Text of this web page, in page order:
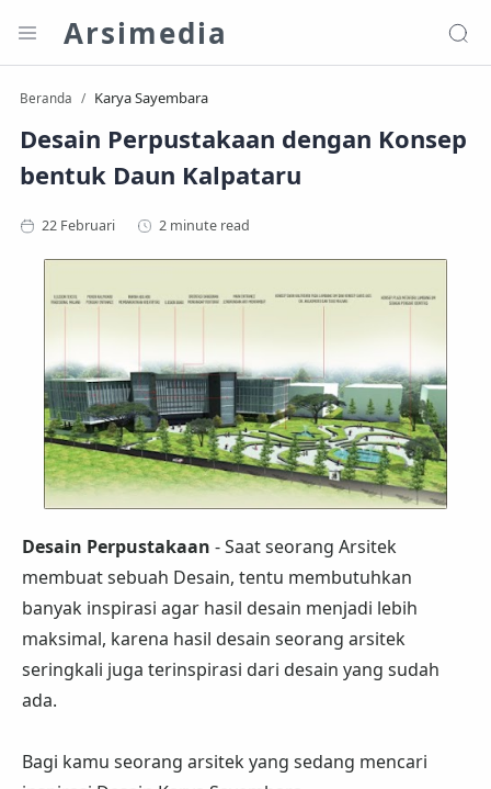
Arsimedia
Beranda Karya Sayembara
Desain Perpustakaan dengan Konsep
bentuk Daun Kalpataru
2 minute read
Desain Perpustakaan - Saat seorang Arsitek
membuat sebuah Desain, tentu membutuhkan
banyak inspirasi agar hasil desain menjadi lebih
maksimal, karena hasil desain seorang arsitek
seringkali juga terinspirasi dari desain yang sudah
ada.
Bagi kamu seorang arsitek yang sedang mencari